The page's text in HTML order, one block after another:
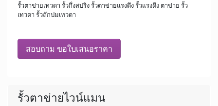
รั้วตาข่ายเทวดา รั้วกึ่งสปริง รั้วตาข่ายแรงดึง รั้วแรงดึง ตาข่าย รั้ว
เทวดา รั้วถักปมเทวดา
สอบถาม ขอใบเสนอราคา
รั้วตาข่ายไวน์แมน